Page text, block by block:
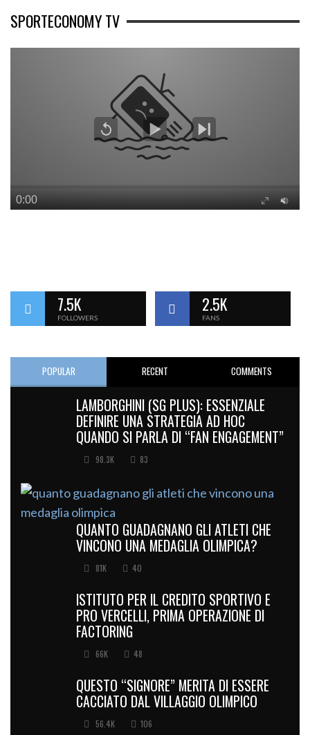
SPORTECONOMY TV
7.5K
FOLLOWERS
2.5K
FANS
POPULAR RECENT COMMENTS
LAMBORGHINI (SG PLUS): ESSENZIALE
DEFINIRE UNA STRATEGIA AD HOC
QUANDO SI PARLA DI “FAN ENGAGEMENT”
98.3K 83
QUANTO GUADAGNANO GLI ATLETI CHE
VINCONO UNA MEDAGLIA OLIMPICA?
81K 40
ISTITUTO PER IL CREDITO SPORTIVO E
PRO VERCELLI, PRIMA OPERAZIONE DI
FACTORING
66K 48
QUESTO “SIGNORE” MERITA DI ESSERE
CACCIATO DAL VILLAGGIO OLIMPICO
56.4K 106